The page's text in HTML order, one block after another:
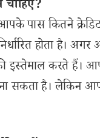
पास कितने क्रेडिट
होता है।
इस्तेमाल करते
सकता है। लेकिन